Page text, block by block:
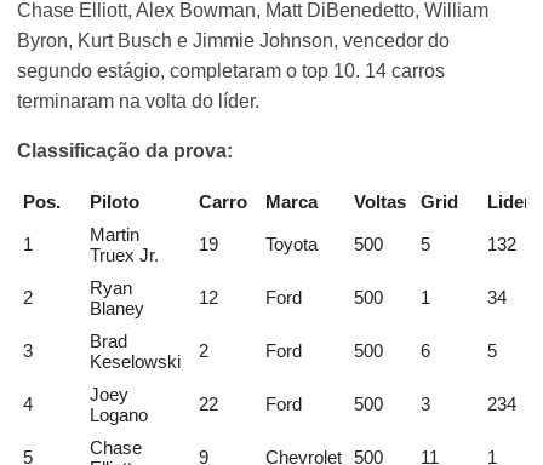
Chase Elliott, Alex Bowman, Matt DiBenedetto, William
Byron, Kurt Busch e Jimmie Johnson, vencedor do
segundo estágio, completaram o top 10. 14 carros
terminaram na volta do líder.
Classificação da prova:
Pos. Piloto Carro Marca Voltas Grid
1
Martin
Truex Jr.
19 Toyota 500 5 132
2
Ryan
Blaney
12 Ford 500 1 34
3
Brad
Keselowski
2 Ford 500 6 5
4
Joey
Logano
22 Ford 500 3 234
5
Chase
9 Chevrolet 500 11 1